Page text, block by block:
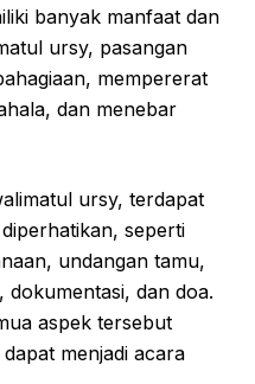
banyak manfaat dan
ursy, pasangan
mempererat
dan menebar
ursy, terdapat
seperti
undangan tamu,
dan doa.
aspek tersebut
menjadi acara